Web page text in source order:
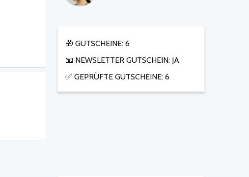
🎁 GUTSCHEINE: 6
📧 NEWSLETTER GUTSCHEIN: JA
✅ GEPRÜFTE GUTSCHEINE: 6